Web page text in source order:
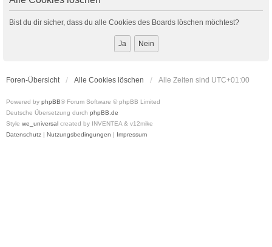
Bist du dir sicher, dass du alle Cookies des Boards löschen möchtest?
Foren-Übersicht Alle Cookies löschen Alle Zeiten sind UTC+01:00
Powered by phpBB® Forum Software © phpBB Limited
Deutsche Übersetzung durch phpBB.de
Style we_universal created by INVENTEA & v12mike
Datenschutz | Nutzungsbedingungen | Impressum